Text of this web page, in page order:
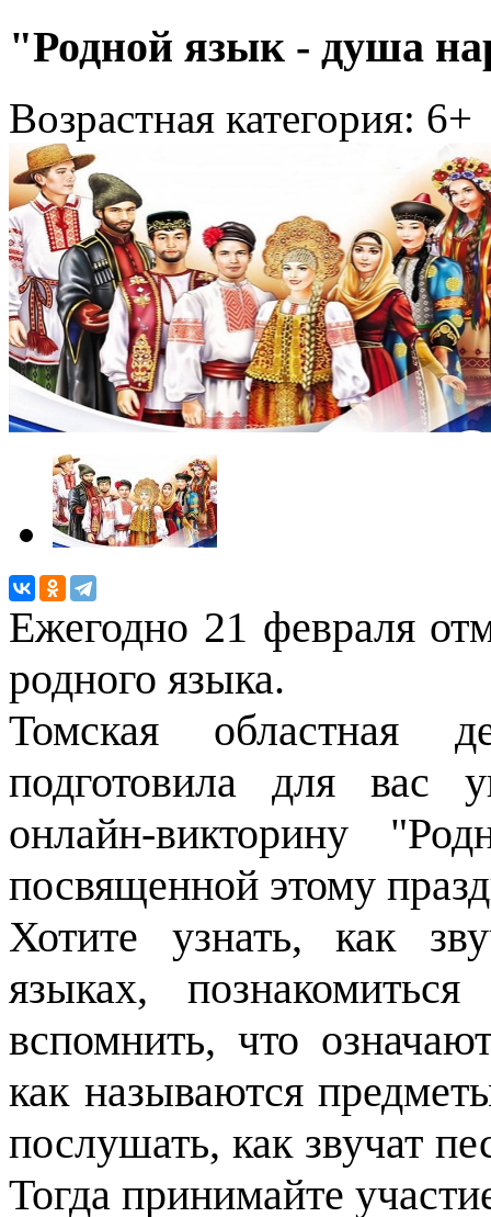
"Родной язык - душа
Возрастная категория: 6+
Ежегодно 21 февраля
родного языка.
Томская областная
подготовила для вас
онлайн-викторину
посвященной этому
Хотите узнать, как
языках,
вспомнить, что
как называются
послушать, как звучат
Тогда принимайте